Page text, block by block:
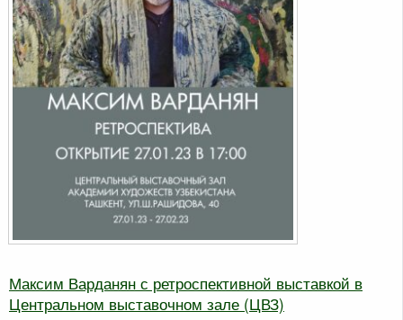
Максим Варданян с ретроспективной выставкой в
Центральном выставочном зале (ЦВЗ)